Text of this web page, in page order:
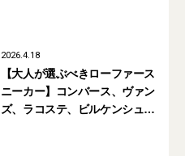
2026.4.18
【大人が選ぶべきローファース
ニーカー】コンバース、ヴァン
ズ、ラコステ、ビルケンシュ